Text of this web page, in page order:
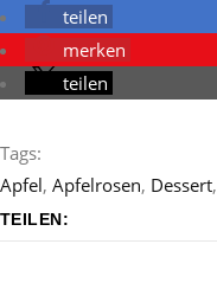
teilen
merken
teilen
Tags:
Apfel, Apfelrosen, Dessert,
TEILEN: